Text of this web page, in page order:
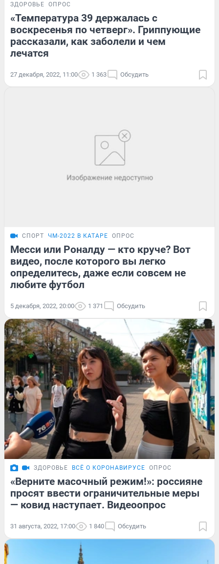
ЗДОРОВЬЕ ОПРОС
«Температура 39 держалась с
воскресенья по четверг». Гриппующие
рассказали, как заболели и чем
лечатся
27 декабря, 2022, 11:00 1 363 Обсудить
СПОРТ ЧМ-2022 В КАТАРЕ ОПРОС
Месси или Роналду — кто круче? Вот
видео, после которого вы легко
определитесь, даже если совсем не
любите футбол
5 декабря, 2022, 20:00 1 371 Обсудить
ЗДОРОВЬЕ ВСЁ О КОРОНАВИРУСЕ ОПРОС
«Верните масочный режим!»: россияне
просят ввести ограничительные меры
— ковид наступает. Видеоопрос
31 августа, 2022, 17:00 1 840 Обсудить